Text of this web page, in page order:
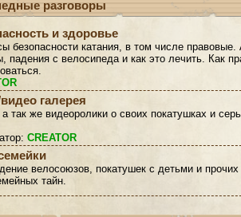
разговоры
и здоровье
безопасности катания, в том числе правовые.
падения с велосипеда и как это лечить. Как
галерея
так же видеоролики о своих покатушках и
CREATOR
велосоюзов, покатушек с детьми и прочих
тайн.